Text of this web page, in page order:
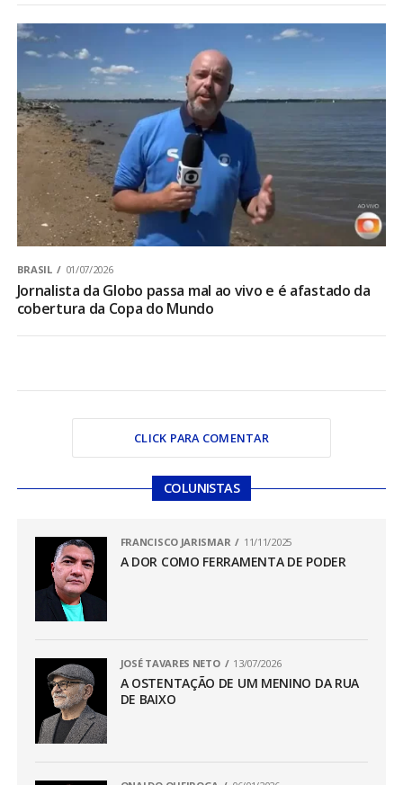
BRASIL 01/07/2026
Jornalista da Globo passa mal ao vivo e é afastado da
cobertura da Copa do Mundo
CLICK PARA COMENTAR
COLUNISTAS
FRANCISCO JARISMAR 11/11/2025
A DOR COMO FERRAMENTA DE PODER
JOSÉ TAVARES NETO 13/07/2026
A OSTENTAÇÃO DE UM MENINO DA RUA
DE BAIXO